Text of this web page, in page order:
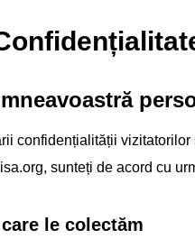
confidențialității
sunteți de acord cu
le colectăm